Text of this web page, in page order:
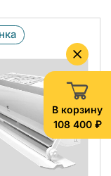
В корзину
108 400 ₽